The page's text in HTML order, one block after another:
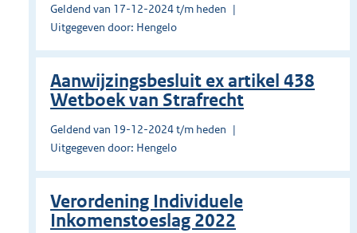
Geldend van 17-12-2024 t/m heden
Uitgegeven door: Hengelo
Aanwijzingsbesluit ex artikel 438
Wetboek van Strafrecht
Geldend van 19-12-2024 t/m heden
Uitgegeven door: Hengelo
Verordening Individuele
Inkomenstoeslag 2022